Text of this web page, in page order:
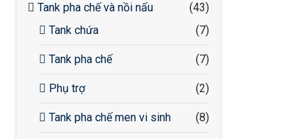
Tank pha chế và nồi nấu
(43)
Tank chứa
(7)
Tank pha chế (7)
Phụ trợ (2)
Tank pha chế men vi sinh (8)